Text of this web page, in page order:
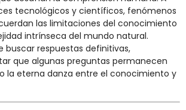
tecnológicos y científicos, fenómenos
las limitaciones del conocimiento
intrínseca del mundo natural.
buscar respuestas definitivas,
que algunas preguntas permanecen
la eterna danza entre el conocimiento y